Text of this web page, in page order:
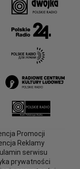
Promocji
Reklamy
serwisu
prywatności